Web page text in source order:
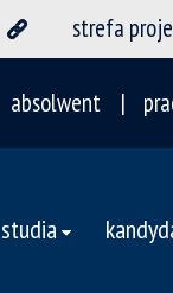
strefa
absolwent
studia